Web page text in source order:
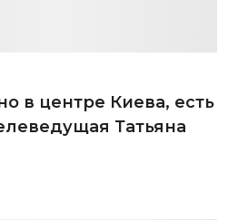
в центре Киева, есть
Татьяна